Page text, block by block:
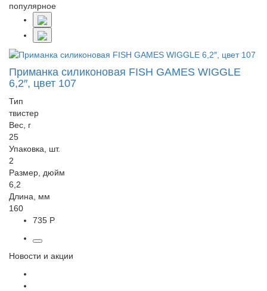
популярное
Приманка силиконовая FISH GAMES WIGGLE
6,2″, цвет 107
Тип
твистер
Вес, г
25
Упаковка, шт.
2
Размер, дюйм
6,2
Длина, мм
160
735 Р
Новости и акции